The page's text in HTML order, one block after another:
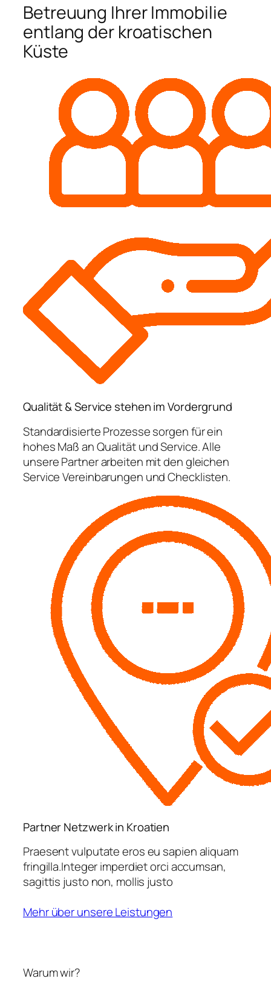
Betreuung Ihrer Immobilie
entlang der kroatischen
Küste
Qualität & Service stehen im Vordergrund
Standardisierte Prozesse sorgen für ein
hohes Maß an Qualität und Service. Alle
unsere Partner arbeiten mit den gleichen
Service Vereinbarungen und Checklisten.
Partner Netzwerk in Kroatien
Praesent vulputate eros eu sapien aliquam
fringilla.Integer imperdiet orci accumsan,
sagittis justo non, mollis justo
Mehr über unsere Leistungen
Warum wir?